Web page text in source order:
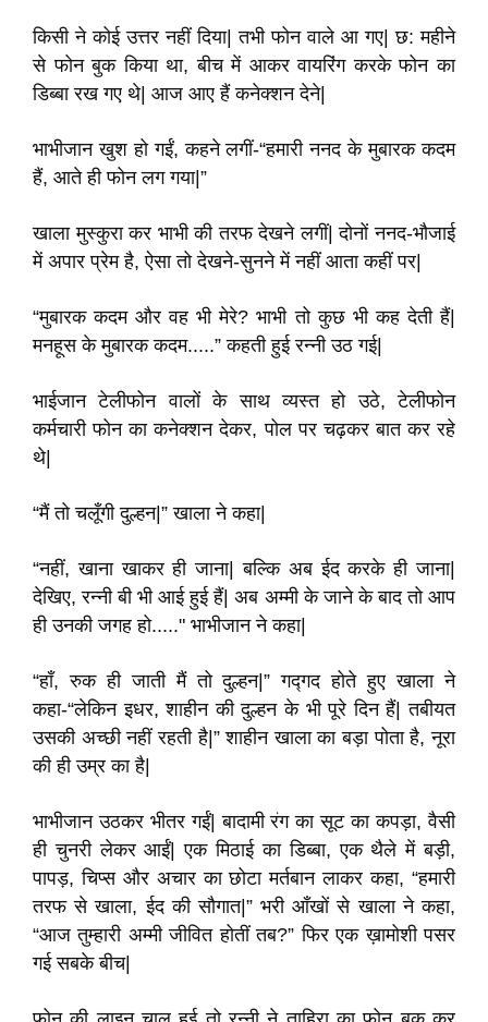
किसी ने कोई उत्तर नहीं दिया| तभी फोन वाले आ गए| छ: महीने
से फोन बुक किया था, बीच में आकर वायरिंग करके फोन का
डिब्बा रख गए थे| आज आए हैं कनेक्शन देने|
भाभीजान खुश हो गईं, कहने लगीं-“हमारी ननद के मुबारक कदम
हैं, आते ही फोन लग गया|”
खाला मुस्कुरा कर भाभी की तरफ देखने लगीं| दोनों ननद-भौजाई
में अपार प्रेम है, ऐसा तो देखने-सुनने में नहीं आता कहीं पर|
“मुबारक कदम और वह भी मेरे? भाभी तो कुछ भी कह देती हैं|
मनहूस के मुबारक कदम.....” कहती हुई रन्नी उठ गई|
भाईजान टेलीफोन वालों के साथ व्यस्त हो उठे, टेलीफोन
कर्मचारी फोन का कनेक्शन देकर, पोल पर चढ़कर बात कर रहे
थे|
“मैं तो चलूँगी दुल्हन|” खाला ने कहा|
“नहीं, खाना खाकर ही जाना| बल्कि अब ईद करके ही जाना|
देखिए, रन्नी बी भी आई हुई हैं| अब अम्मी के जाने के बाद तो आप
ही उनकी जगह हो....." भाभीजान ने कहा|
“हाँ, रुक ही जाती मैं तो दुल्हन|” गद्गद होते हुए खाला ने
कहा-“लेकिन इधर, शाहीन की दुल्हन के भी पूरे दिन हैं| तबीयत
उसकी अच्छी नहीं रहती है|” शाहीन खाला का बड़ा पोता है, नूरा
की ही उम्र का है|
भाभीजान उठकर भीतर गईं| बादामी रंग का सूट का कपड़ा, वैसी
ही चुनरी लेकर आईं| एक मिठाई का डिब्बा, एक थैले में बड़ी,
पापड़, चिप्स और अचार का छोटा मर्तबान लाकर कहा, “हमारी
तरफ से खाला, ईद की सौगात|” भरी आँखों से खाला ने कहा,
“आज तुम्हारी अम्मी जीवित होतीं तब?” फिर एक ख़ामोशी पसर
गई सबके बीच|